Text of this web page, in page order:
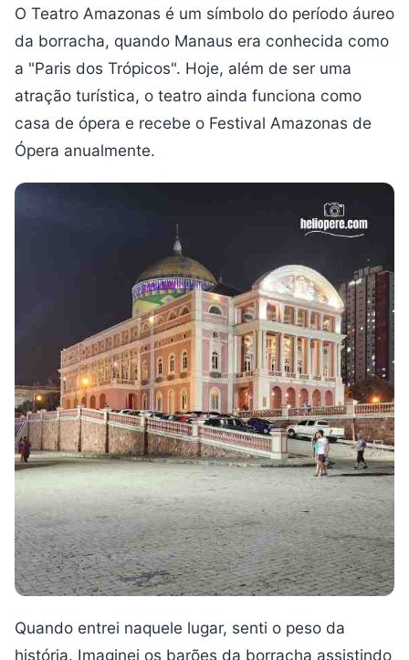
O Teatro Amazonas é um símbolo do período áureo
da borracha, quando Manaus era conhecida como
a "Paris dos Trópicos". Hoje, além de ser uma
atração turística, o teatro ainda funciona como
casa de ópera e recebe o Festival Amazonas de
Ópera anualmente.
Quando entrei naquele lugar, senti o peso da
história. Imaginei os barões da borracha assistindo